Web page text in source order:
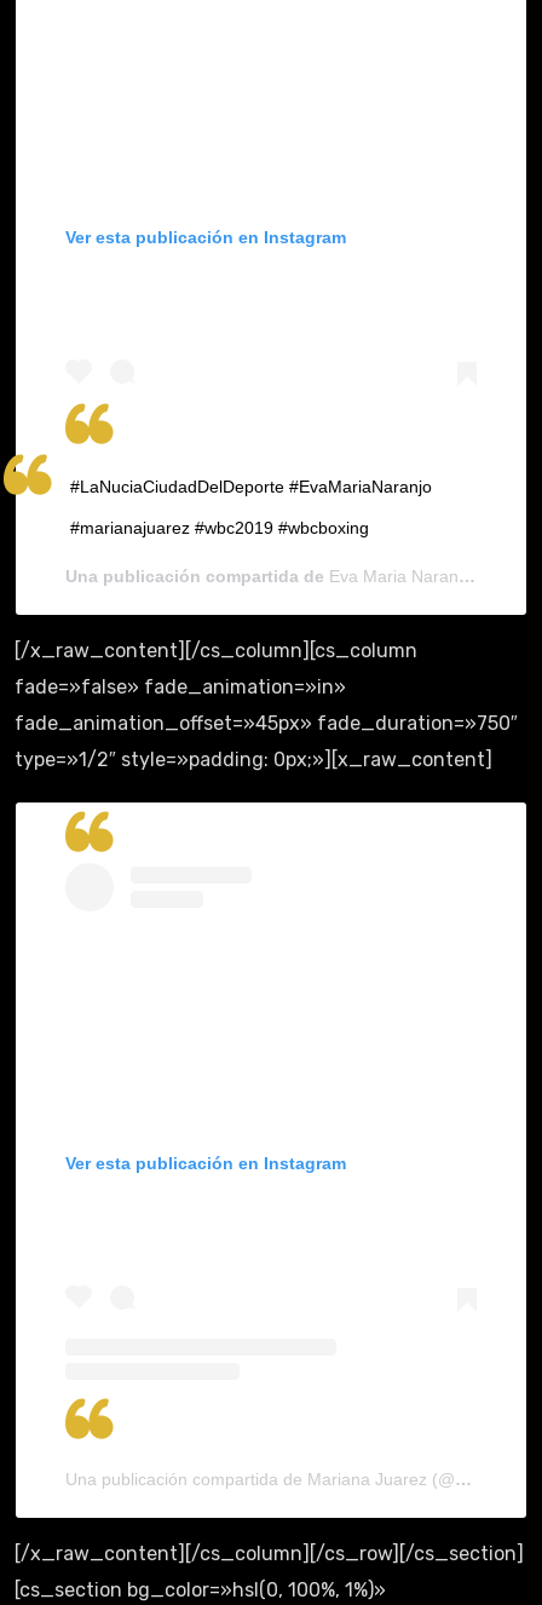
Ver esta publicación en Instagram
#LaNuciaCiudadDelDeporte #EvaMariaNaranjo
#marianajuarez #wbc2019 #wbcboxing
Una publicación compartida de Eva Maria Naranjo
[/x_raw_content][/cs_column][cs_column
fade=»false» fade_animation=»in»
fade_animation_offset=»45px» fade_duration=»750″
type=»1/2″ style=»padding: 0px;»][x_raw_content]
Ver esta publicación en Instagram
Una publicación compartida de Mariana Juarez (@barbyjuarez)
[/x_raw_content][/cs_column][/cs_row][/cs_section]
[cs_section bg_color=»hsl(0, 100%, 1%)»